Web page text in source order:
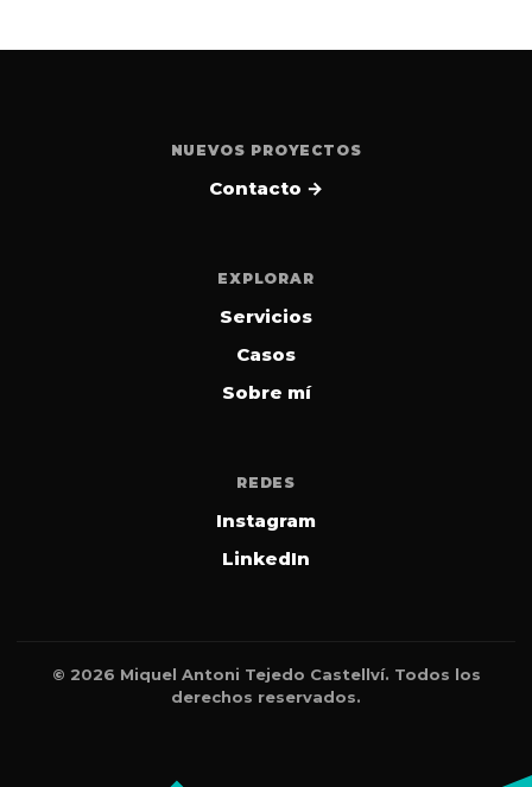
NUEVOS PROYECTOS
Contacto →
EXPLORAR
Servicios
Casos
Sobre mí
REDES
Instagram
LinkedIn
© 2026 Miquel Antoni Tejedo Castellví. Todos los
derechos reservados.